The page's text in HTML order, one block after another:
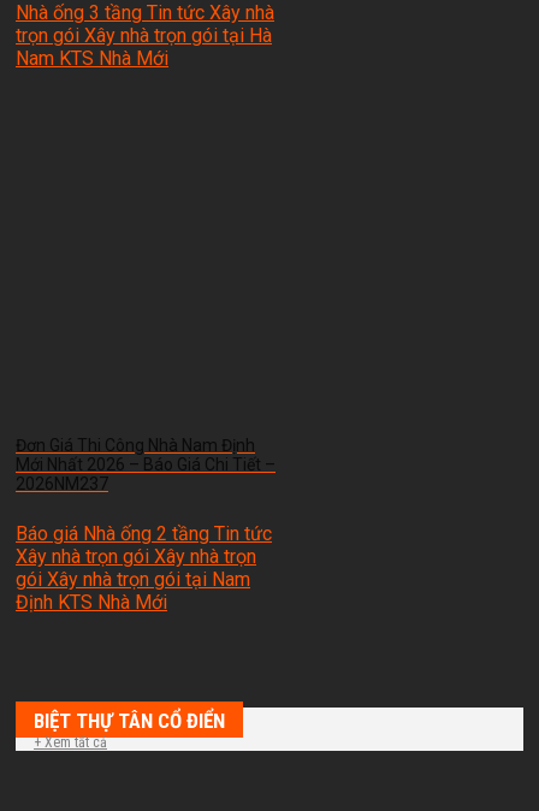
Nhà ống 3 tầng Tin tức Xây nhà
trọn gói Xây nhà trọn gói tại Hà
Nam KTS Nhà Mới
Đơn Giá Thi Công Nhà Nam Định
Mới Nhất 2026 – Báo Giá Chi Tiết –
2026NM237
Báo giá Nhà ống 2 tầng Tin tức
Xây nhà trọn gói Xây nhà trọn
gói Xây nhà trọn gói tại Nam
Định KTS Nhà Mới
BIỆT THỰ TÂN CỔ ĐIỂN
+ Xem tất cả